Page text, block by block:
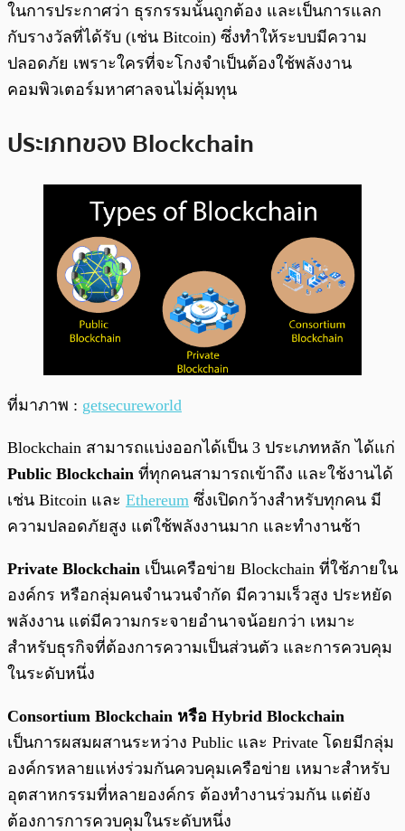
ในการประกาศว่า ธุรกรรมนั้นถูกต้อง และเป็นการแลก
กับรางวัลที่ได้รับ (เช่น Bitcoin) ซึ่งทำให้ระบบมีความ
ปลอดภัย เพราะใครที่จะโกงจำเป็นต้องใช้พลังงาน
คอมพิวเตอร์มหาศาลจนไม่คุ้มทุน
ประเภทของ Blockchain
ที่มาภาพ : getsecureworld
Blockchain สามารถแบ่งออกได้เป็น 3 ประเภทหลัก ได้แก่
Public Blockchain ที่ทุกคนสามารถเข้าถึง และใช้งานได้
เช่น Bitcoin และ Ethereum ซึ่งเปิดกว้างสำหรับทุกคน มี
ความปลอดภัยสูง แต่ใช้พลังงานมาก และทำงานช้า
Private Blockchain เป็นเครือข่าย Blockchain ที่ใช้ภายใน
องค์กร หรือกลุ่มคนจำนวนจำกัด มีความเร็วสูง ประหยัด
พลังงาน แต่มีความกระจายอำนาจน้อยกว่า เหมาะ
สำหรับธุรกิจที่ต้องการความเป็นส่วนตัว และการควบคุม
ในระดับหนึ่ง
Consortium Blockchain หรือ Hybrid Blockchain
เป็นการผสมผสานระหว่าง Public และ Private โดยมีกลุ่ม
องค์กรหลายแห่งร่วมกันควบคุมเครือข่าย เหมาะสำหรับ
อุตสาหกรรมที่หลายองค์กร ต้องทำงานร่วมกัน แต่ยัง
ต้องการการควบคุมในระดับหนึ่ง